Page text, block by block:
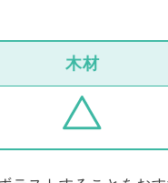
木材